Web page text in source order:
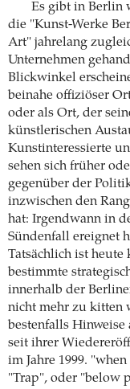
Es gibt in Berlin
die "Kunst-Werke
Art" jahrelang
Unternehmen
Blickwinkel
beinahe offiziöser
oder als Ort, der
künstlerischen
Kunstinteressierte
sehen sich früher
gegenüber der
inzwischen den
hat: Irgendwann in
Sündenfall ereignet
Tatsächlich ist
bestimmte
innerhalb der
nicht mehr zu kitten
bestenfalls
seit ihrer
im Jahre 1999.
"Trap", oder "below